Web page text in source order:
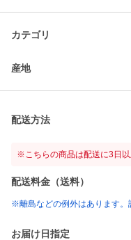
カテゴリ
産地
配送方法
※こちらの商品は配送に3日
配送料金（送料）
※離島などの例外はあります。
お届け日指定